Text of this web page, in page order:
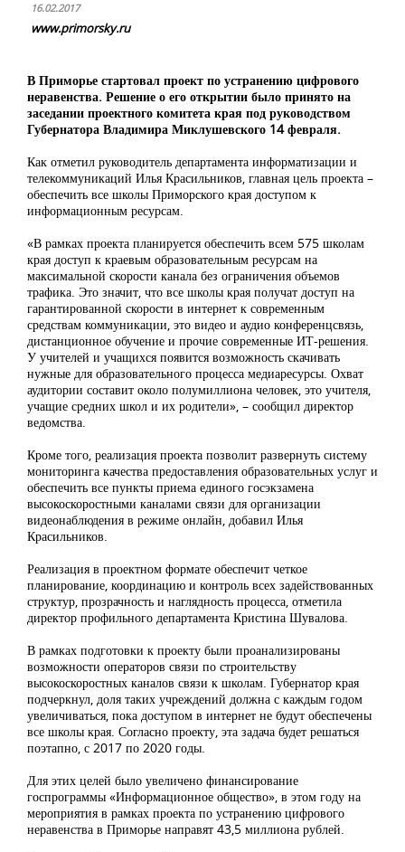
16.02.2017
www.primorsky.ru
В Приморье стартовал проект по устранению цифрового
неравенства. Решение о его открытии было принято на
заседании проектного комитета края под руководством
Губернатора Владимира Миклушевского 14 февраля.
Как отметил руководитель департамента информатизации и
телекоммуникаций Илья Красильников, главная цель проекта –
обеспечить все школы Приморского края доступом к
информационным ресурсам.
«В рамках проекта планируется обеспечить всем 575 школам
края доступ к краевым образовательным ресурсам на
максимальной скорости канала без ограничения объемов
трафика. Это значит, что все школы края получат доступ на
гарантированной скорости в интернет к современным
средствам коммуникации, это видео и аудио конференцсвязь,
дистанционное обучение и прочие современные ИТ-решения.
У учителей и учащихся появится возможность скачивать
нужные для образовательного процесса медиаресурсы. Охват
аудитории составит около полумиллиона человек, это учителя,
учащие средних школ и их родители», – сообщил директор
ведомства.
Кроме того, реализация проекта позволит развернуть систему
мониторинга качества предоставления образовательных услуг и
обеспечить все пункты приема единого госэкзамена
высокоскоростными каналами связи для организации
видеонаблюдения в режиме онлайн, добавил Илья
Красильников.
Реализация в проектном формате обеспечит четкое
планирование, координацию и контроль всех задействованных
структур, прозрачность и наглядность процесса, отметила
директор профильного департамента Кристина Шувалова.
В рамках подготовки к проекту были проанализированы
возможности операторов связи по строительству
высокоскоростных каналов связи к школам. Губернатор края
подчеркнул, доля таких учреждений должна с каждым годом
увеличиваться, пока доступом в интернет не будут обеспечены
все школы края. Согласно проекту, эта задача будет решаться
поэтапно, с 2017 по 2020 годы.
Для этих целей было увеличено финансирование
госпрограммы «Информационное общество», в этом году на
мероприятия в рамках проекта по устранению цифрового
неравенства в Приморье направят 43,5 миллиона рублей.